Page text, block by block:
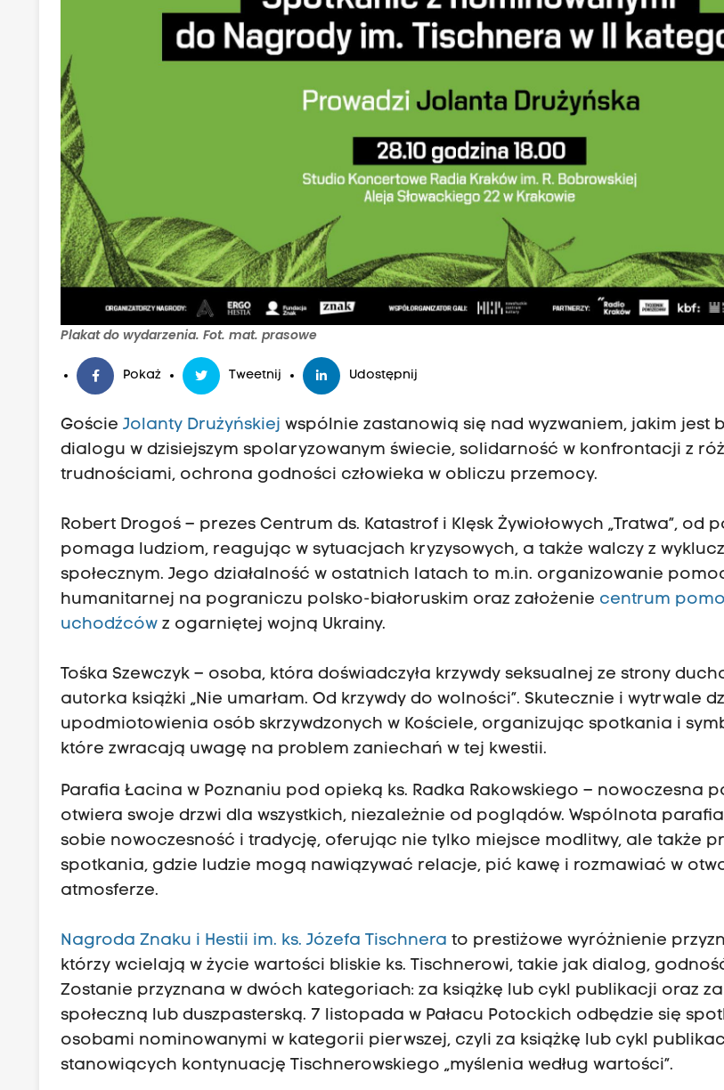
Plakat do wydarzenia. Fot. mat. prasowe
Pokaż Tweetnij Udostępnij
GościeJolanty Drużyńskiejwspólnie zastanowią się nad wyzwaniem, jakim jest
dialogu w dzisiejszym spolaryzowanym świecie, solidarność w konfrontacji z
trudnościami, ochrona godności człowieka w obliczu przemocy.
Robert Drogoś – prezes Centrum ds. Katastrof i Klęsk Żywiołowych „Tratwa”, od
pomaga ludziom, reagując w sytuacjach kryzysowych, a także walczy z
społecznym. Jego działalność w ostatnich latach to m.in. organizowanie
humanitarnej na pograniczu polsko-białoruskim oraz założenie centrum
uchodźców z ogarniętej wojną Ukrainy.
Tośka Szewczyk – osoba, która doświadczyła krzywdy seksualnej ze strony
autorka książki „Nie umarłam. Od krzywdy do wolności”. Skutecznie i wytrwale
upodmiotowienia osób skrzywdzonych w Kościele, organizując spotkania i
które zwracają uwagę na problem zaniechań w tej kwestii.
Parafia Łacina w Poznaniu pod opieką ks. Radka Rakowskiego – nowoczesna
otwiera swoje drzwi dla wszystkich, niezależnie od poglądów. Wspólnota
sobie nowoczesność i tradycję, oferując nie tylko miejsce modlitwy, ale także
spotkania, gdzie ludzie mogą nawiązywać relacje, pić kawę i rozmawiać w
atmosferze.
Nagroda Znaku i Hestii im. ks. Józefa Tischnera to prestiżowe wyróżnienie
którzy wcielają w życie wartości bliskie ks. Tischnerowi, takie jak dialog,
Zostanie przyznana w dwóch kategoriach: za książkę lub cykl publikacji oraz
społeczną lub duszpasterską. 7 listopada w Pałacu Potockich odbędzie się
osobami nominowanymi w kategorii pierwszej, czyli za książkę lub cykl
stanowiących kontynuację Tischnerowskiego „myślenia według wartości”.